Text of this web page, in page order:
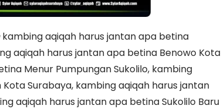
kambing aqiqah harus jantan apa betina
aqiqah harus jantan apa betina Benowo Kota
Menur Pumpungan Sukolilo, kambing
Surabaya, kambing aqiqah harus jantan
aqiqah harus jantan apa betina Sukolilo Baru